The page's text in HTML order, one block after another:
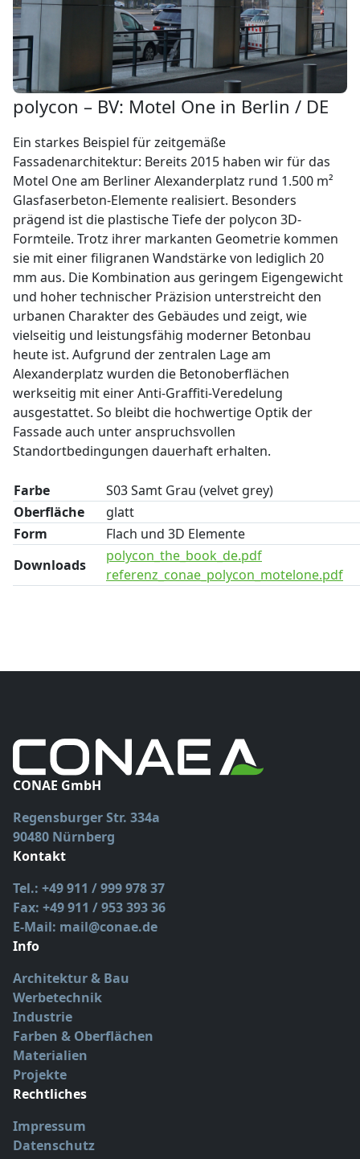
polycon – BV: Motel One in Berlin / DE
Ein starkes Beispiel für zeitgemäße
Fassadenarchitektur: Bereits 2015 haben wir für das
Motel One am Berliner Alexanderplatz rund 1.500 m²
Glasfaserbeton-Elemente realisiert. Besonders
prägend ist die plastische Tiefe der polycon 3D-
Formteile. Trotz ihrer markanten Geometrie kommen
sie mit einer filigranen Wandstärke von lediglich 20
mm aus. Die Kombination aus geringem Eigengewicht
und hoher technischer Präzision unterstreicht den
urbanen Charakter des Gebäudes und zeigt, wie
vielseitig und leistungsfähig moderner Betonbau
heute ist. Aufgrund der zentralen Lage am
Alexanderplatz wurden die Betonoberflächen
werkseitig mit einer Anti-Graffiti-Veredelung
ausgestattet. So bleibt die hochwertige Optik der
Fassade auch unter anspruchsvollen
Standortbedingungen dauerhaft erhalten.
Farbe
S03 Samt Grau (velvet grey)
Oberfläche
glatt
Form
Flach und 3D Elemente
Downloads
polycon_the_book_de.pdf
referenz_conae_polycon_motelone.pdf
CONAE GmbH
Regensburger Str. 334a
90480 Nürnberg
Kontakt
Tel.: +49 911 / 999 978 37
Fax: +49 911 / 953 393 36
E-Mail: mail@conae.de
Info
Architektur & Bau
Werbetechnik
Industrie
Farben & Oberflächen
Materialien
Projekte
Rechtliches
Impressum
Datenschutz